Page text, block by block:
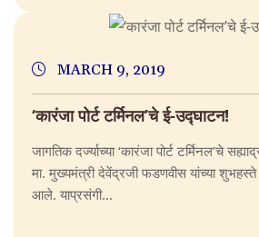
MARCH 9, 2019
‘कारंजा पोर्ट टर्मिनल’चे ई-उद्घाटन!
जागतिक दर्ज्याच्या ‘कारंजा पोर्ट टर्मिनल’चे
मा. मुख्यमंत्री देवेंद्रजी फडणवीस यांच्या
आले. याप्रसंगी...